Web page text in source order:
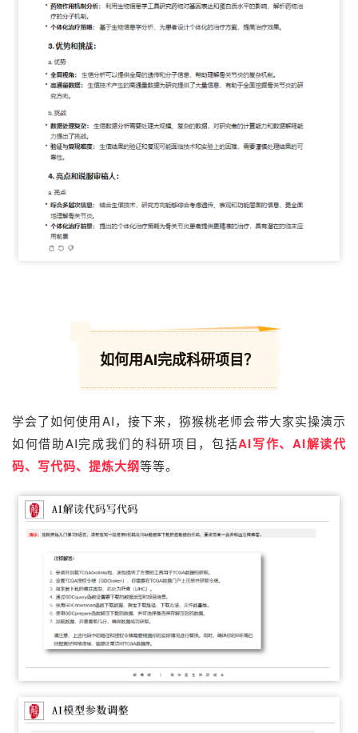
如何用AI完成科研项目？
学会了如何使用AI，接下来，猕猴桃老师会带大家实操演示
如何借助AI完成我们的科研项目，包括AI写作、AI解读代
码、写代码、提炼大纲等等。